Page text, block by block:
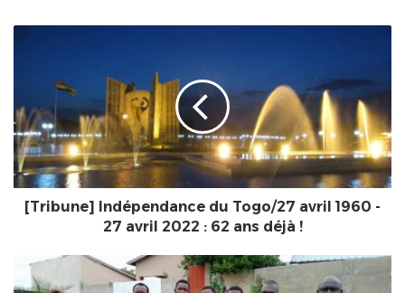
avril
1960
-
27
avril
2022
déjà
[Tribune] Indépendance du Togo/27 avril 1960 -
27 avril 2022 : 62 ans déjà !
Togo/HAHO